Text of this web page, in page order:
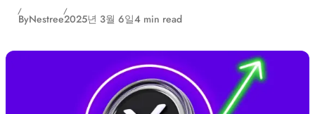
ByNestree2025년 3월 6일4 min read